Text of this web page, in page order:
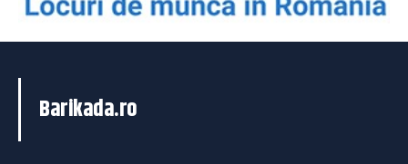
Barikada.ro